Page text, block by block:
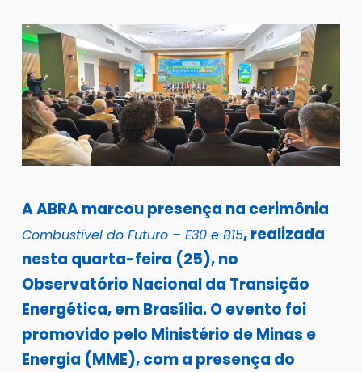
A ABRA marcou presença na cerimônia
Combustível do Futuro – E30 e B15, realizada
nesta quarta-feira (25), no
Observatório Nacional da Transição
Energética, em Brasília. O evento foi
promovido pelo Ministério de Minas e
Energia (MME), com a presença do